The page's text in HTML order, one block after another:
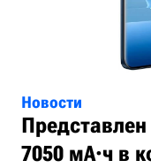
Новости
Представлен
7050 мА·ч в